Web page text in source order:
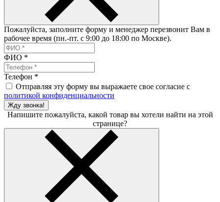
Пожалуйста, заполните форму и менеджер перезвонит Вам в
рабочее время (пн.-пт. с 9:00 до 18:00 по Москве).
ФИО *
Телефон *
Отправляя эту форму вы выражаете свое согласие с
политикой конфиденциальности
Жду звонка!
Напишите пожалуйста, какой товар вы хотели найти на этой
странице?